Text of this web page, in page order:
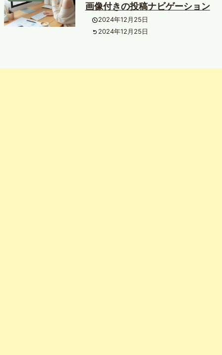
画像付きの投稿ナビゲーション
2024年12月25日
2024年12月25日